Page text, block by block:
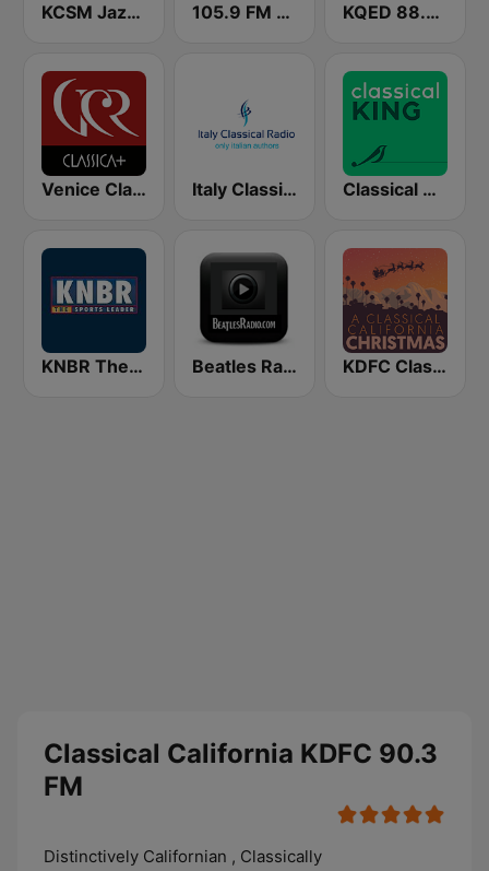
KCSM Jazz 91 FM 105.9 FM WQXR & WQXW KQED 88.5 and 89.3 FM
Venice Classic Radio | VCR Classica+ Italy Classical Radio Classical KING
KNBR The Sports Leader 680 AM Beatles Radio KDFC Classical California Christmas
Classical California KDFC 90.3
FM
Distinctively Californian , Classically